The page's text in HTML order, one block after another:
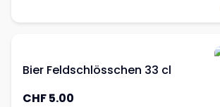
Bier Feldschlösschen 33 cl
CHF 5.00